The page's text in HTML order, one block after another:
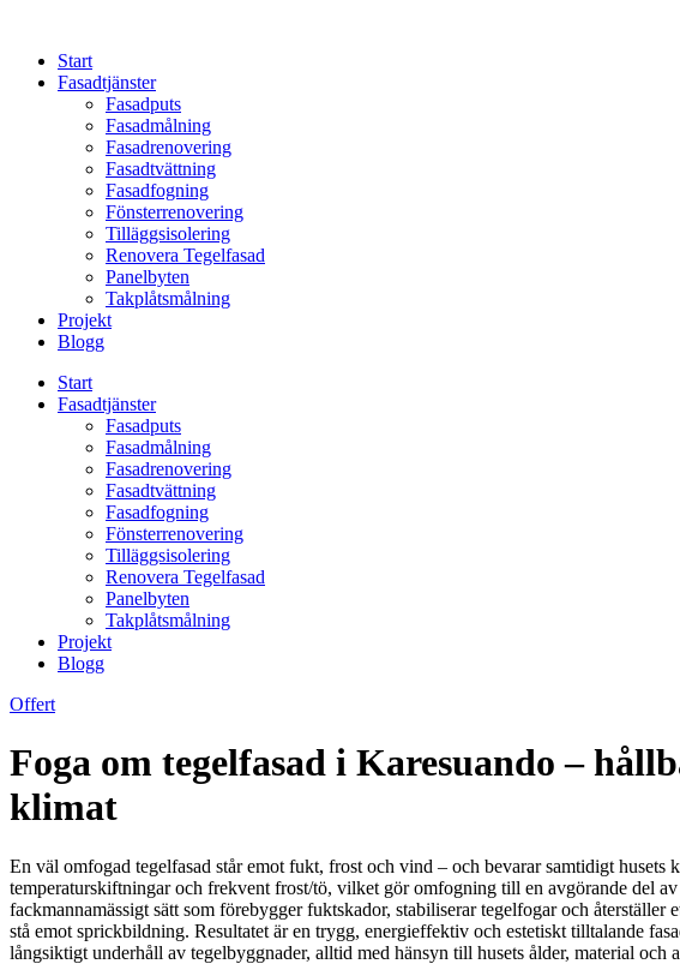
contentStart
Fasadtjänster
Fasadputs
Fasadmålning
Fasadrenovering
Fasadtvättning
Fasadfogning
Fönsterrenovering
Tilläggsisolering
Renovera Tegelfasad
Panelbyten
Takplåtsmålning
Projekt
Blogg
Start
Fasadtjänster
Fasadputs
Fasadmålning
Fasadrenovering
Fasadtvättning
Fasadfogning
Fönsterrenovering
Tilläggsisolering
Renovera Tegelfasad
Panelbyten
Takplåtsmålning
Projekt
Blogg
Offert
Foga om tegelfasad i Karesuando –
klimat
En väl omfogad tegelfasad står emot fukt, frost och vind – och bevarar samtidigt
temperaturskiftningar och frekvent frost/tö, vilket gör omfogning till en avgörande del
fackmannamässigt sätt som förebygger fuktskador, stabiliserar tegelfogar och
stå emot sprickbildning. Resultatet är en trygg, energieffektiv och estetiskt tilltalande
långsiktigt underhåll av tegelbyggnader, alltid med hänsyn till husets ålder, material och